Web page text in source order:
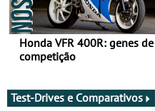
Honda VFR 400R: genes de
competição
Test-Drives e Comparativos